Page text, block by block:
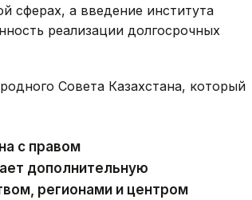
сферах, а введение института
реализации долгосрочных
Совета Казахстана, который
с правом
дополнительную
регионами и центром